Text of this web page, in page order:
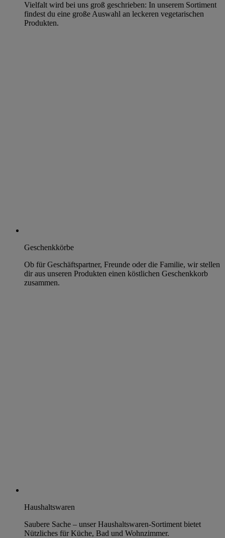
Vielfalt wird bei uns groß geschrieben: In unserem Sortiment
findest du eine große Auswahl an leckeren vegetarischen
Produkten.
Geschenkkörbe
Ob für Geschäftspartner, Freunde oder die Familie, wir stellen
dir aus unseren Produkten einen köstlichen Geschenkkorb
zusammen.
Haushaltswaren
Saubere Sache – unser Haushaltswaren-Sortiment bietet
Nützliches für Küche, Bad und Wohnzimmer.